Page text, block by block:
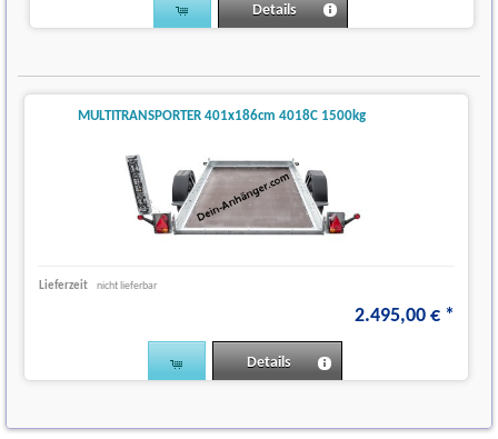
Details
MULTITRANSPORTER 401x186cm 4018C 1500kg
Lieferzeit nicht lieferbar
2.495,00 € *
Details